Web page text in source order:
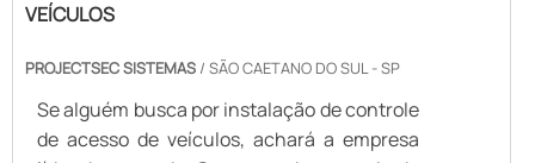
VEÍCULOS
PROJECTSEC SISTEMAS / SÃO CAETANO DO SUL - SP
Se alguém busca por instalação de controle
de acesso de veículos, achará a empresa